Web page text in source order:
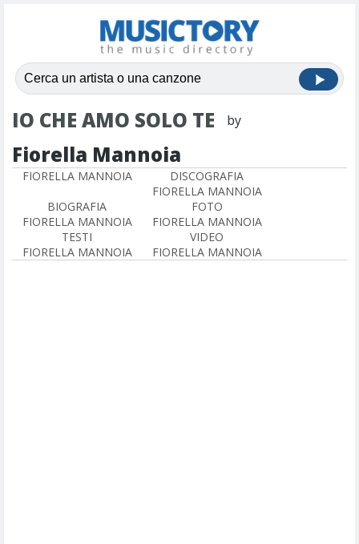
IO CHE AMO SOLO TE by
Fiorella Mannoia
FIORELLA MANNOIA
DISCOGRAFIA
FIORELLA MANNOIA
BIOGRAFIA
FIORELLA MANNOIA
FOTO
FIORELLA MANNOIA
TESTI
FIORELLA MANNOIA
VIDEO
FIORELLA MANNOIA